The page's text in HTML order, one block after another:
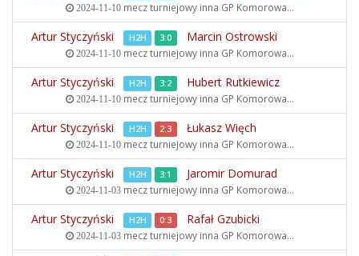
2024-11-10mecz turniejowy inna GP Komorowa...
Artur Styczyński H2H 3:0 Marcin Ostrowski
2024-11-10mecz turniejowy inna GP Komorowa...
Artur Styczyński H2H 3:2 Hubert Rutkiewicz
2024-11-10mecz turniejowy inna GP Komorowa...
Artur Styczyński H2H 2:3 Łukasz Więch
2024-11-10mecz turniejowy inna GP Komorowa...
Artur Styczyński H2H 3:1 Jaromir Domurad
2024-11-03mecz turniejowy inna GP Komorowa...
Artur Styczyński H2H 0:3 Rafał Gzubicki
2024-11-03mecz turniejowy inna GP Komorowa...